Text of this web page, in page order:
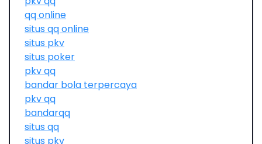
qq online
situs qq online
situs pkv
situs poker
pkv qq
bandar bola terpercaya
pkv qq
bandarqq
situs qq
situs pkv